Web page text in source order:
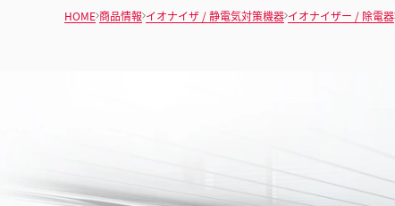
HOME 商品情報 イオナイザ / 静電気対策機器 イオナイザー / 除電器